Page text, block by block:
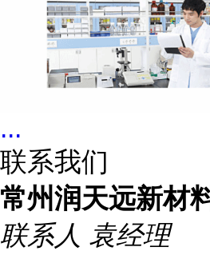
...
联系我们
常州润天远新材
联系人 袁经理